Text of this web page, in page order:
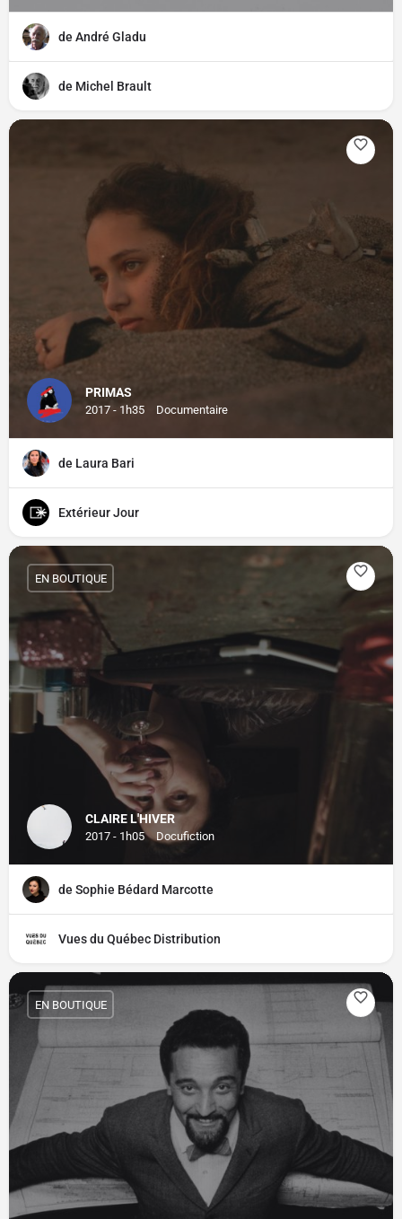
de André Gladu
de Michel Brault
PRIMAS
2017 - 1h35 Documentaire
de Laura Bari
Extérieur Jour
CLAIRE L'HIVER
2017 - 1h05 Docufiction
EN BOUTIQUE
de Sophie Bédard Marcotte
Vues du Québec Distribution
EN BOUTIQUE